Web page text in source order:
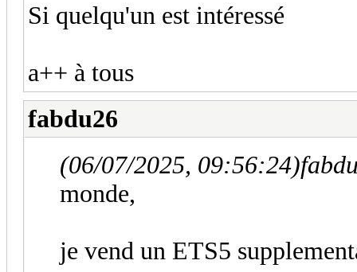
Si quelqu'un est intéressé
a++ à tous
fabdu26
(06/07/2025, 09:56:24)
monde,
je vend un ETS5